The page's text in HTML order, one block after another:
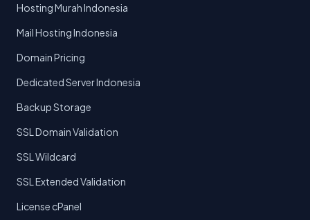
Hosting Murah Indonesia
Mail Hosting Indonesia
Domain Pricing
Dedicated Server Indonesia
Backup Storage
SSL Domain Validation
SSL Wildcard
SSL Extended Validation
License cPanel